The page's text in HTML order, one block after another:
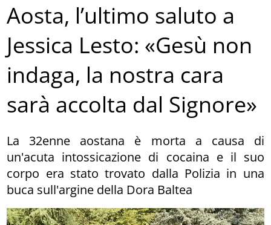
Aosta, l’ultimo saluto a
Jessica Lesto: «Gesù non
indaga, la nostra cara
sarà accolta dal Signore»
La 32enne aostana è morta a causa di
un'acuta intossicazione di cocaina e il suo
corpo era stato trovato dalla Polizia in una
buca sull'argine della Dora Baltea